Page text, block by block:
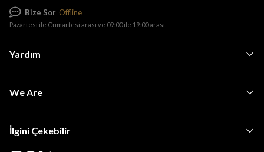
Yardım
We Are
İlgini Çekebilir
Bize Sor Offline
Pazartesi ile Cumartesi arası ve 09:00 ile 19:00 arası.